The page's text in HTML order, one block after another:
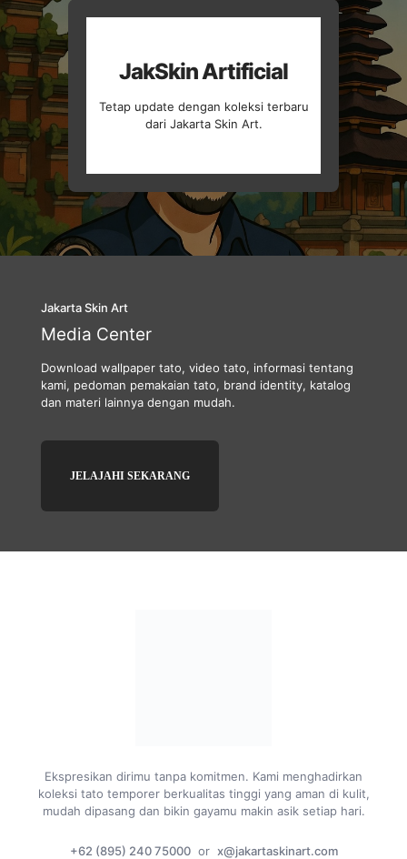
JakSkin Artificial
Tetap update dengan koleksi terbaru
dari Jakarta Skin Art.
Jakarta Skin Art
Media Center
Download wallpaper tato, video tato, informasi tentang
kami, pedoman pemakaian tato, brand identity, katalog
dan materi lainnya dengan mudah.
JELAJAHI SEKARANG
Ekspresikan dirimu tanpa komitmen. Kami menghadirkan
koleksi tato temporer berkualitas tinggi yang aman di kulit,
mudah dipasang dan bikin gayamu makin asik setiap hari.
+62 (895) 240 75000 or x@jakartaskinart.com